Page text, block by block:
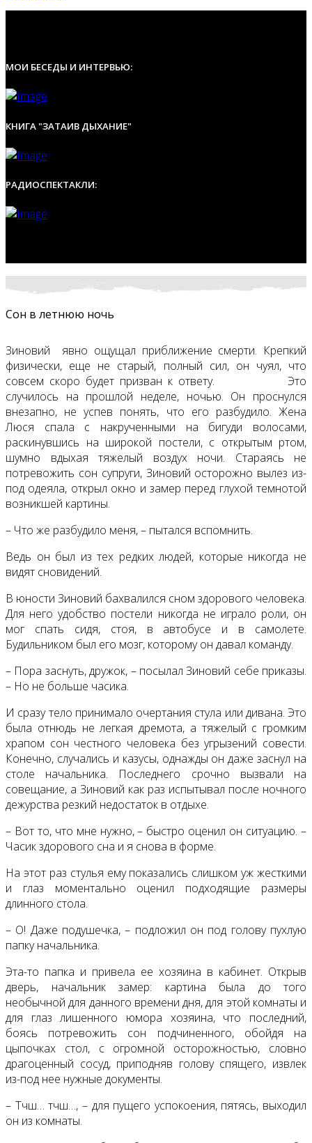
МОИ БЕСЕДЫ И ИНТЕРВЬЮ:
КНИГА "ЗАТАИВ ДЫХАНИЕ"
РАДИОСПЕКТАКЛИ:
Сон в летнюю ночь
Зиновий явно ощущал приближение смерти. Крепкий
физически, еще не старый, полный сил, он чуял, что
совсем скоро будет призван к ответу. Это
случилось на прошлой неделе, ночью. Он проснулся
внезапно, не успев понять, что его разбудило. Жена
Люся спала с накрученными на бигуди волосами,
раскинувшись на широкой постели, с открытым ртом,
шумно вдыхая тяжелый воздух ночи. Стараясь не
потревожить сон супруги, Зиновий осторожно вылез из-
под одеяла, открыл окно и замер перед глухой темнотой
возникшей картины.
– Что же разбудило меня, – пытался вспомнить.
Ведь он был из тех редких людей, которые никогда не
видят сновидений.
В юности Зиновий бахвалился сном здорового человека.
Для него удобство постели никогда не играло роли, он
мог спать сидя, стоя, в автобусе и в самолете.
Будильником был его мозг, которому он давал команду.
– Пора заснуть, дружок, – посылал Зиновий себе приказы.
– Но не больше часика.
И сразу тело принимало очертания стула или дивана. Это
была отнюдь не легкая дремота, а тяжелый с громким
храпом сон честного человека без угрызений совести.
Конечно, случались и казусы, однажды он даже заснул на
столе начальника. Последнего срочно вызвали на
совещание, а Зиновий как раз испытывал после ночного
дежурства резкий недостаток в отдыхе.
– Вот то, что мне нужно, – быстро оценил он ситуацию. –
Часик здорового сна и я снова в форме.
На этот раз стулья ему показались слишком уж жесткими
и глаз моментально оценил подходящие размеры
длинного стола.
– О! Даже подушечка, – подложил он под голову пухлую
папку начальника.
Эта-то папка и привела ее хозяина в кабинет. Открыв
дверь, начальник замер: картина была до того
необычной для данного времени дня, для этой комнаты и
для глаз лишенного юмора хозяина, что последний,
боясь потревожить сон подчиненного, обойдя на
цыпочках стол, с огромной осторожностью, словно
драгоценный сосуд, приподняв голову спящего, извлек
из-под нее нужные документы.
– Тчш… тчш…, – для пущего успокоения, пятясь, выходил
он из комнаты.